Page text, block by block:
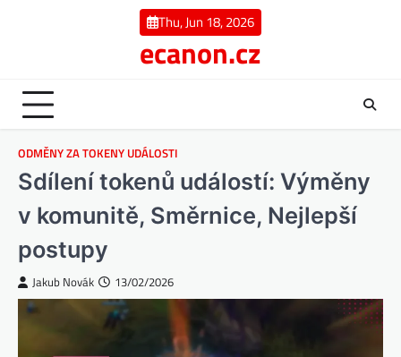
Thu, Jun 18, 2026
ecanon.cz
ODMĚNY ZA TOKENY UDÁLOSTI
Sdílení tokenů událostí: Výměny
v komunitě, Směrnice, Nejlepší
postupy
Jakub Novák 13/02/2026